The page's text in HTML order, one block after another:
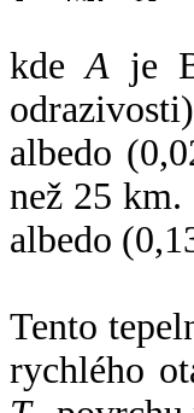
kdeA je
albedo
než 25
albedo
Tento
rychlého